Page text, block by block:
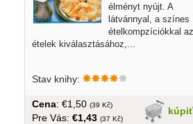
élményt nyújt. A
látvánnyal, a színes
ételkompzíciókkal az
ételek kiválasztásához,...
Stav knihy:
kúpiť
Cena: €1,50 (39 Kč)
Pre Vás: €1,43 (37 Kč)